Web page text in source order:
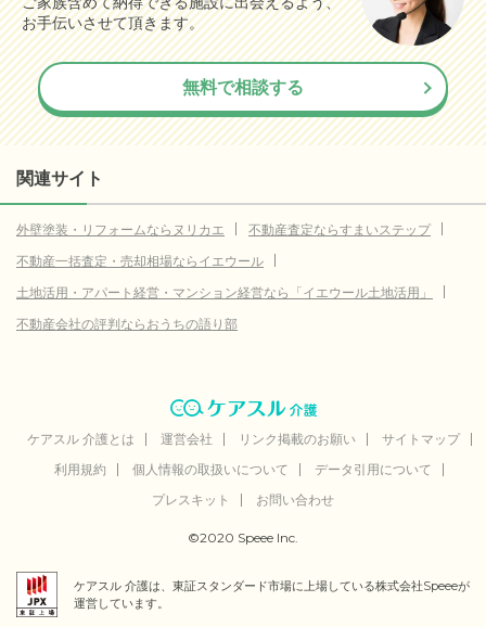
お手伝いさせて頂きます。
無料で相談する
関連サイト
外壁塗装・リフォームならヌリカエ
不動産査定ならすまいステップ
不動産一括査定・売却相場ならイエウール
土地活用・アパート経営・マンション経営なら「イエウール土地活用」
不動産会社の評判ならおうちの語り部
ケアスル 介護とは 運営会社 リンク掲載のお願い
サイトマップ
利用規約
個人情報の取扱いについて
データ引用について
プレスキット
お問い合わせ
©2020 Speee Inc.
ケアスル 介護は、東証スタンダード市場に上場している株式会社Speeeが
運営しています。